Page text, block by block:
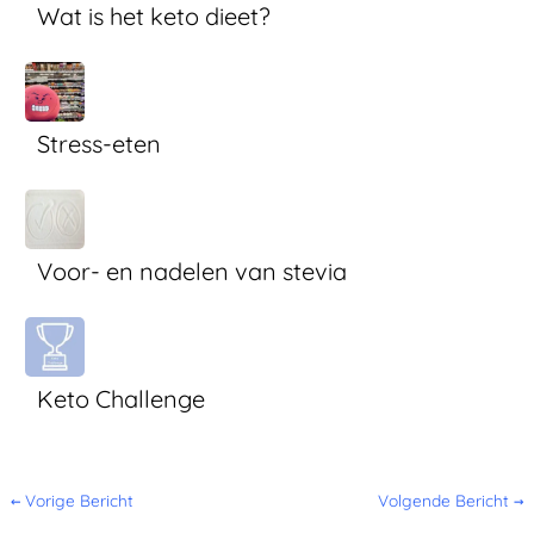
Wat is het keto dieet?
Stress-eten
Voor- en nadelen van stevia
Keto Challenge
← Vorige Bericht Volgende Bericht →